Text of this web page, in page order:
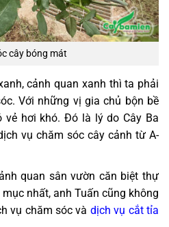
cây bóng mát
cảnh quan xanh thì ta phải
Với những vị gia chủ bộn bề
vẻ hơi khó. Đó là lý do Cây Ba
vụ chăm sóc cây cảnh từ A-
quan sân vườn căn biệt thự
nhất, anh Tuấn cũng không
vụ chăm sóc và dịch vụ cắt tỉa